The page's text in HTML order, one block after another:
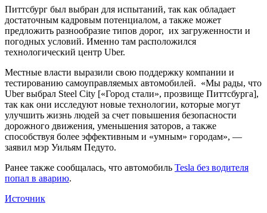
Питтсбург был выбран для испытаний, так как обладает
достаточным кадровым потенциалом, а также может
предложить разнообразие типов дорог, их загруженности и
погодных условий. Именно там расположился
технологический центр Uber.
Местные власти выразили свою поддержку компании и
тестированию самоуправляемых автомобилей. «Мы рады, что
Uber выбрал Steel City [«Город стали», прозвище Питтсбурга],
так как они исследуют новые технологии, которые могут
улучшить жизнь людей за счет повышения безопасности
дорожного движения, уменьшения заторов, а также
способствуя более эффективным и «умным» городам», —
заявил мэр Уильям Педуто.
Ранее также сообщалась, что автомобиль Tesla без водителя
попал в аварию.
Источник